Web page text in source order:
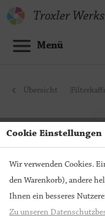
Menü
Übersicht
Cookie Einstellungen
Wir verwenden Cookies.
den Warenkorb), andere
Ihnen ein besseres
Zu unseren